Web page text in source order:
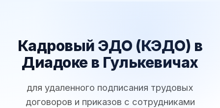
Кадровый ЭДО (КЭДО) в
Диадоке в Гулькевичах
для удаленного подписания трудовых
договоров и приказов с сотрудниками